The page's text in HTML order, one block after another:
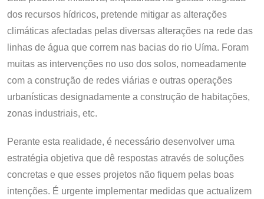
dos recursos hídricos, pretende mitigar as alterações
climáticas afectadas pelas diversas alterações na rede das
linhas de água que correm nas bacias do rio Uíma. Foram
muitas as intervenções no uso dos solos, nomeadamente
com a construção de redes viárias e outras operações
urbanísticas designadamente a construção de habitações,
zonas industriais, etc.
Perante esta realidade, é necessário desenvolver uma
estratégia objetiva que dê respostas através de soluções
concretas e que esses projetos não fiquem pelas boas
intenções. É urgente implementar medidas que actualizem